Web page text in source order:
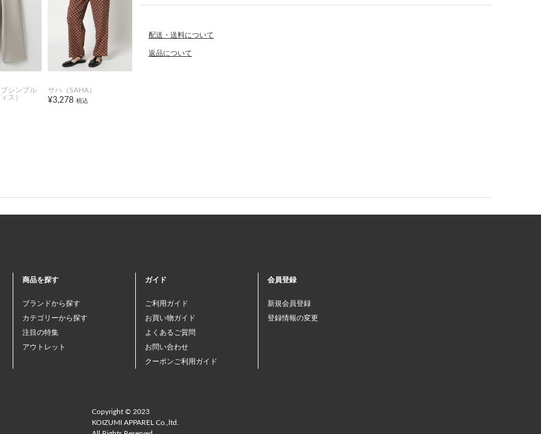
シンプル
ス）
サハ（SAHA）
¥3,278 税込
配送・送料について
返品について
商品を探す
ブランドから探す
カテゴリーから探す
注目の特集
アウトレット
ガイド
ご利用ガイド
お買い物ガイド
よくあるご質問
お問い合わせ
クーポンご利用ガイド
会員登録
新規会員登録
登録情報の変更
Copyright © 2023
KOIZUMI APPAREL Co.,ltd.